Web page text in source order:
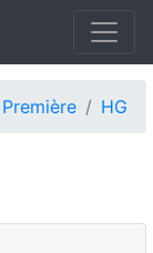
Première HG